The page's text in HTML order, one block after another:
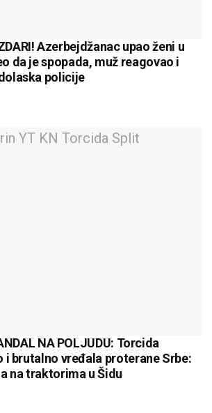
Azerbejdžanac upao ženi u
da je spopada, muž reagovao i
policije
NA POLJUDU: Torcida
i brutalno vređala proterane Srbe:
na traktorima u Šidu